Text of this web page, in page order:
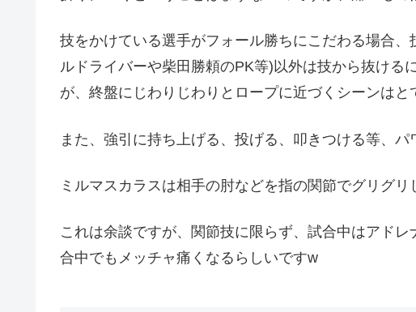
技をかけている選手がフォール勝ちにこだわる場合
ルドライバーや柴田勝頼のPK等)以外は技から抜ける
が、終盤にじわりじわりとロープに近づくシーンはと
また、強引に持ち上げる、投げる、叩きつける等、
ミルマスカラスは相手の肘などを指の関節でグリグリ
これは余談ですが、関節技に限らず、試合中はアド
合中でもメッチャ痛くなるらしいですw